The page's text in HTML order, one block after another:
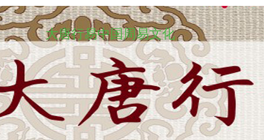
大唐行易中国周易文化